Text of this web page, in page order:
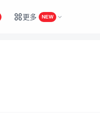
更多 NEW